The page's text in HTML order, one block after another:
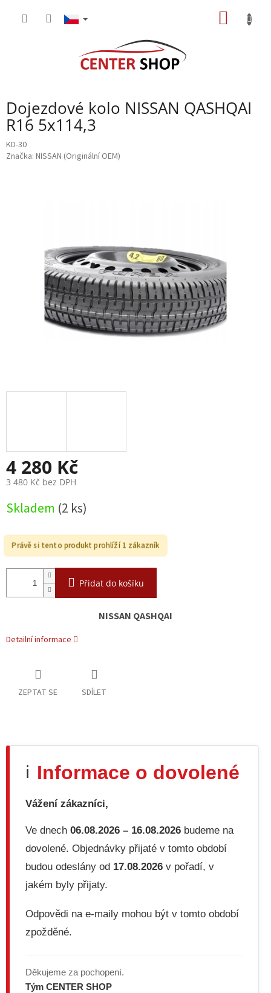
Dojezdové kolo NISSAN QASHQAI
R16 5x114,3
KD-30
Značka: NISSAN (Originální OEM)
4 280 Kč
3 480 Kč bez DPH
cena:
Skladem (2 ks)
Právě si tento produkt prohlíží 1 zákazník
Přidat do košíku
NISSAN QASHQAI
Detailní informace
ZEPTAT SE SDÍLET
ℹ️ Informace o dovolené
Vážení zákazníci,
Ve dnech 06.08.2026 – 16.08.2026 budeme na
dovolené. Objednávky přijaté v tomto období
budou odeslány od 17.08.2026 v pořadí, v
jakém byly přijaty.
Odpovědi na e-maily mohou být v tomto období
zpožděné.
Děkujeme za pochopení.
Tým CENTER SHOP